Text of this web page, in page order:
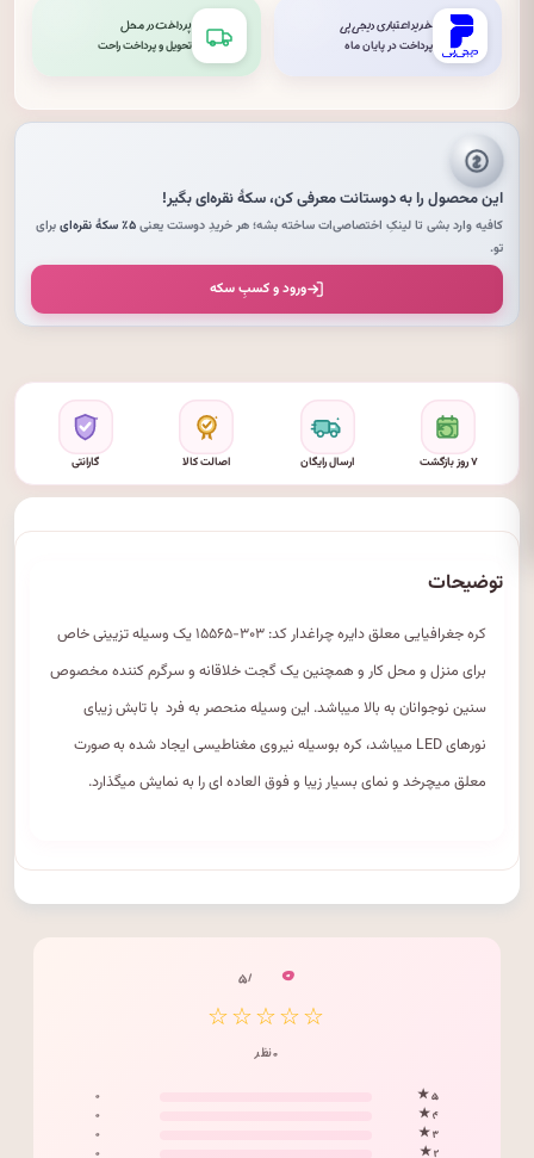
خرید اعتباری دیجی‌پی
پرداخت در پایان ماه
پرداخت در محل
تحویل و پرداخت راحت
این محصول را به دوستانت معرفی کن،سکهٔ نقره‌ایبگیر!
کافیه وارد بشی تا لینکِ اختصاصی‌ات ساخته بشه؛ هر خریدِ دوستت یعنی۵٪ سکهٔ نقره‌ای
برای
تو.
ورود و کسبِ سکه
۷ روز بازگشت ارسال رایگان اصالت کالا گارانتی
توضیحات
کره جغرافیایی معلق دایره چراغدار کد: ۳۰۳-۱۵۵۶۵ یک وسیله تزیینی خاص
برای منزل و محل کار و همچنین یک گجت خلاقانه و سرگرم کننده مخصوص
سنین نوجوانان به بالا میباشد. این وسیله منحصر به فرد با تابش زیبای
نورهای LED میباشد، کره بوسیله نیروی مغناطیسی ایجاد شده به صورت
معلق میچرخد و نمای بسیار زیبا و فوق العاده ای را به نمایش میگذارد.
۰ / ۵
☆☆☆☆☆
۰ نظر
۵ ★
۰
۴ ★
۰
۳ ★
۰
۲ ★
۰